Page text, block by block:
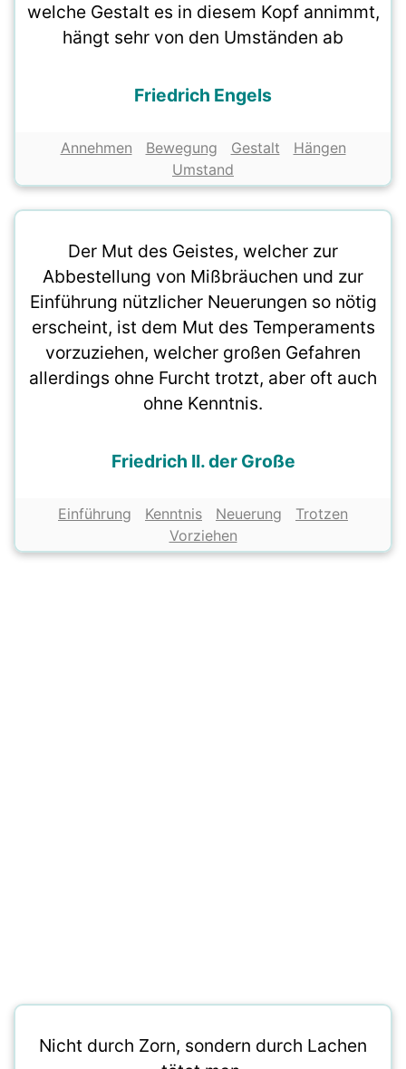
welche Gestalt es in diesem Kopf annimmt,
hängt sehr von den Umständen ab
Friedrich Engels
Annehmen Bewegung Gestalt
Hängen
Umstand
Der Mut des Geistes, welcher zur
Abbestellung von Mißbräuchen und zur
Einführung nützlicher Neuerungen so nötig
erscheint, ist dem Mut des Temperaments
vorzuziehen, welcher großen Gefahren
allerdings ohne Furcht trotzt, aber oft auch
ohne Kenntnis.
Friedrich II. der Große
Einführung Kenntnis Neuerung
Trotzen
Vorziehen
Nicht durch Zorn, sondern durch Lachen